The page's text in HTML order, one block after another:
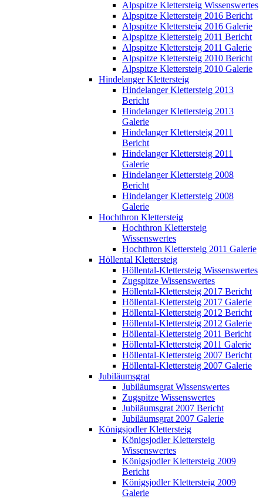
Alpspitze Klettersteig Wissenswertes
Alpspitze Klettersteig 2016 Bericht
Alpspitze Klettersteig 2016 Galerie
Alpspitze Klettersteig 2011 Bericht
Alpspitze Klettersteig 2011 Galerie
Alpspitze Klettersteig 2010 Bericht
Alpspitze Klettersteig 2010 Galerie
Hindelanger Klettersteig
Hindelanger Klettersteig 2013
Bericht
Hindelanger Klettersteig 2013
Galerie
Hindelanger Klettersteig 2011
Bericht
Hindelanger Klettersteig 2011
Galerie
Hindelanger Klettersteig 2008
Bericht
Hindelanger Klettersteig 2008
Galerie
Hochthron Klettersteig
Hochthron Klettersteig
Wissenswertes
Hochthron Klettersteig 2011 Galerie
Höllental Klettersteig
Höllental-Klettersteig Wissenswertes
Zugspitze Wissenswertes
Höllental-Klettersteig 2017 Bericht
Höllental-Klettersteig 2017 Galerie
Höllental-Klettersteig 2012 Bericht
Höllental-Klettersteig 2012 Galerie
Höllental-Klettersteig 2011 Bericht
Höllental-Klettersteig 2011 Galerie
Höllental-Klettersteig 2007 Bericht
Höllental-Klettersteig 2007 Galerie
Jubiläumsgrat
Jubiläumsgrat Wissenswertes
Zugspitze Wissenswertes
Jubiläumsgrat 2007 Bericht
Jubiläumsgrat 2007 Galerie
Königsjodler Klettersteig
Königsjodler Klettersteig
Wissenswertes
Königsjodler Klettersteig 2009
Bericht
Königsjodler Klettersteig 2009
Galerie